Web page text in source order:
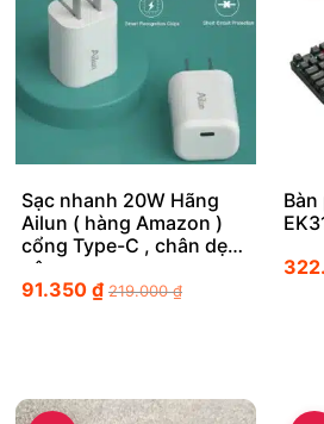
Sạc nhanh 20W Hãng
Ailun ( hàng Amazon )
cổng Type-C , chân dẹt
gập
91.350 ₫ 219.000₫